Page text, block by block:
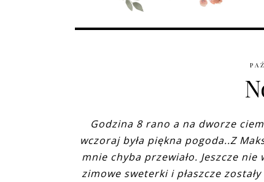
Godzina 8 rano a na dworze
wczoraj była piękna pogoda..Z
mnie chyba przewiało. Jeszcze
zimowe sweterki i płaszcze